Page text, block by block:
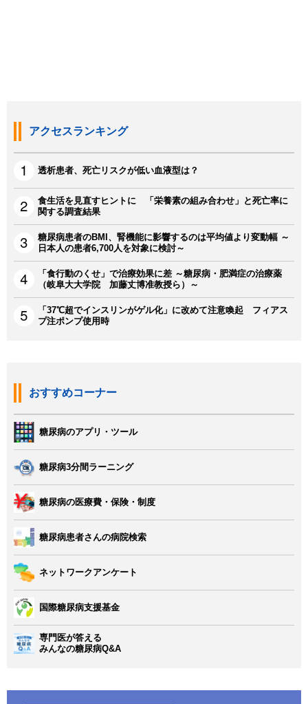
アクセスランキング
透析患者、死亡リスクが低い血液型は？
食生活を見直すヒントに 「栄養素の組み合わせ」と死亡率に
関する調査結果
糖尿病患者のBMI、腎機能に影響するのは平均値より変動幅 ～
日本人の患者6,700人を対象に検討～
「食行動のくせ」で治療効果に差 ～糖尿病・肥満症の治療薬
（岐阜大大学院 加藤丈博准教授ら）～
「37℃超でインスリンがゲル化」に改めて注意喚起 フィアス
プ注ポンプ使用時
おすすめコーナー
糖尿病のアプリ・ツール
糖尿病3分間ラーニング
糖尿病の医療費・保険・制度
糖尿病患者さんの病院検索
ネットワークアンケート
国際糖尿病支援基金
専門医が答える
みんなの糖尿病Q&A